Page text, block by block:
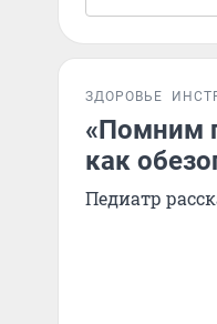
ЗДОРОВЬЕ
«Помним
как
Педиатр